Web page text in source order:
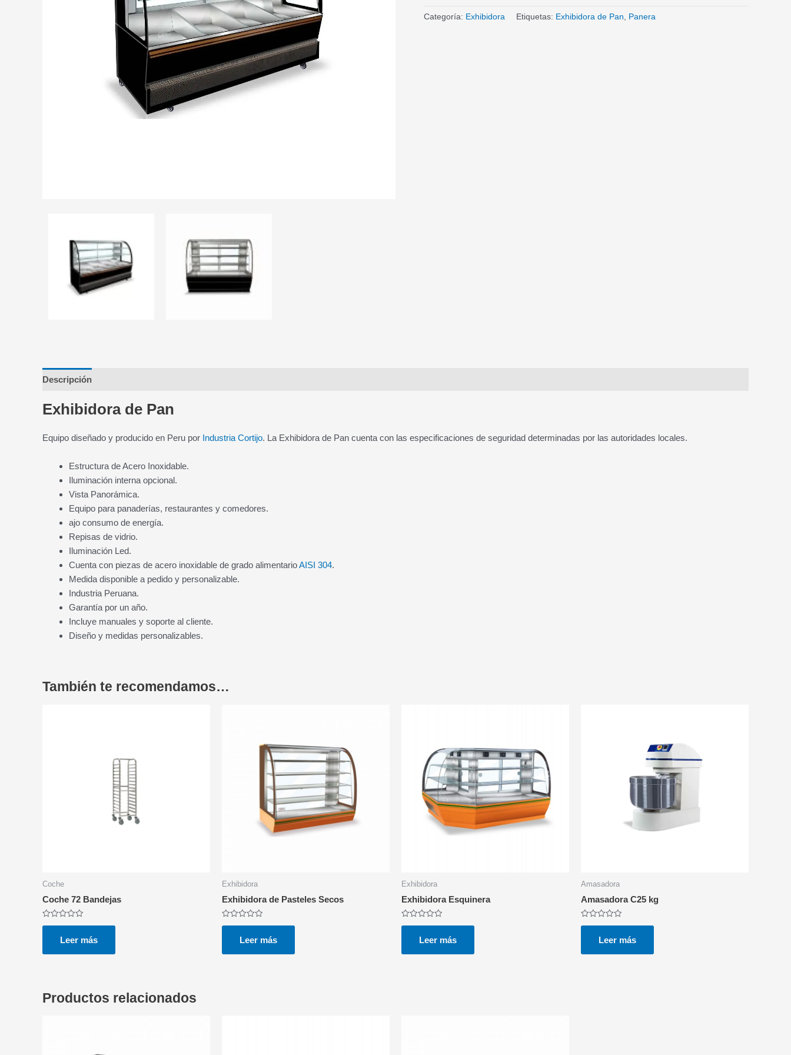
Categoría: Exhibidora Etiquetas: Exhibidora de Pan, Panera
Descripción
Exhibidora de Pan
Equipo diseñado y producido en Peru por Industria Cortijo. La Exhibidora de Pan cuenta con las especificaciones de seguridad determinadas por las autoridades locales.
Estructura de Acero Inoxidable.
Iluminación interna opcional.
Vista Panorámica.
Equipo para panaderías, restaurantes y comedores.
ajo consumo de energía.
Repisas de vidrio.
Iluminación Led.
Cuenta con piezas de acero inoxidable de grado alimentarioAISI 304.
Medida disponible a pedido y personalizable.
Industria Peruana.
Garantía por un año.
Incluye manuales y soporte al cliente.
Diseño y medidas personalizables.
También te recomendamos…
Coche
Coche 72 Bandejas
Valorado
5
Leer más
Exhibidora
Exhibidora de Pasteles Secos
Valorado
5
Leer más
Exhibidora
Exhibidora Esquinera
Valorado
5
Leer más
Amasadora
Amasadora C25 kg
Valorado
5
Leer más
Productos relacionados